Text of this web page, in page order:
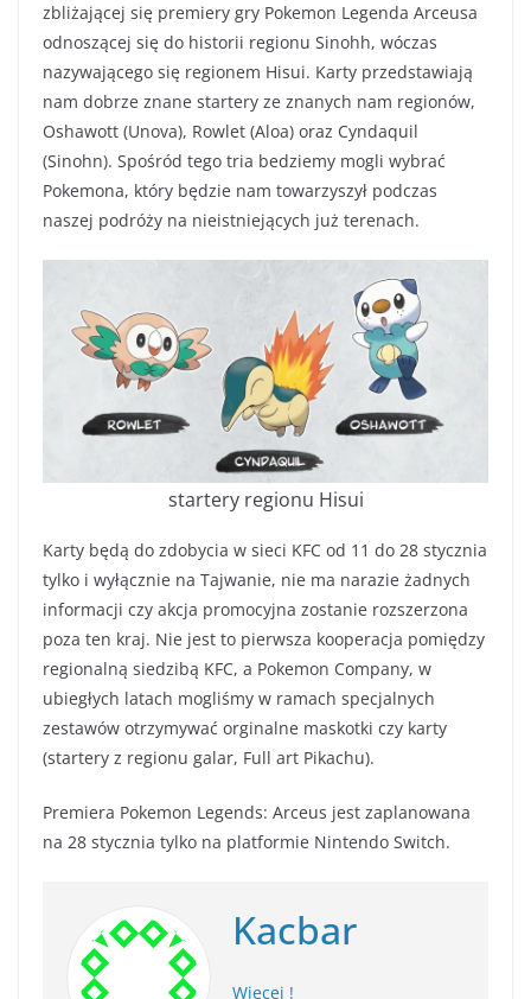
zbliżającej się premiery gry Pokemon Legenda Arceusa
odnoszącej się do historii regionu Sinohh, wóczas
nazywającego się regionem Hisui. Karty przedstawiają
nam dobrze znane startery ze znanych nam regionów,
Oshawott (Unova), Rowlet (Aloa) oraz Cyndaquil
(Sinohn). Spośród tego tria bedziemy mogli wybrać
Pokemona, który będzie nam towarzyszył podczas
naszej podróży na nieistniejących już terenach.
startery regionu Hisui
Karty będą do zdobycia w sieci KFC od 11 do 28 stycznia
tylko i wyłącznie na Tajwanie, nie ma narazie żadnych
informacji czy akcja promocyjna zostanie rozszerzona
poza ten kraj. Nie jest to pierwsza kooperacja pomiędzy
regionalną siedzibą KFC, a Pokemon Company, w
ubiegłych latach mogliśmy w ramach specjalnych
zestawów otrzymywać orginalne maskotki czy karty
(startery z regionu galar, Full art Pikachu).
Premiera Pokemon Legends: Arceus jest zaplanowana
na 28 stycznia tylko na platformie Nintendo Switch.
Kacbar
Więcej !